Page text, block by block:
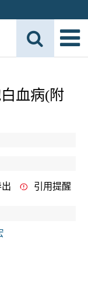
血病(附
出 引用提醒